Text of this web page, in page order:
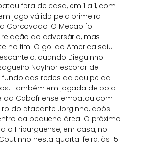
fora de casa, em 1 a 1, com
jogo válido pela primeira
Corcovado. O Mecão foi
ao adversário, mas
no fim. O gol do America saiu
quando Dieguinho
Naylhor escorar de
das redes da equipe da
Também em jogada de bola
da Cabofriense empatou com
do atacante Jorginho, após
da pequena área. O próximo
o Friburguense, em casa, no
nesta quarta-feira, às 15